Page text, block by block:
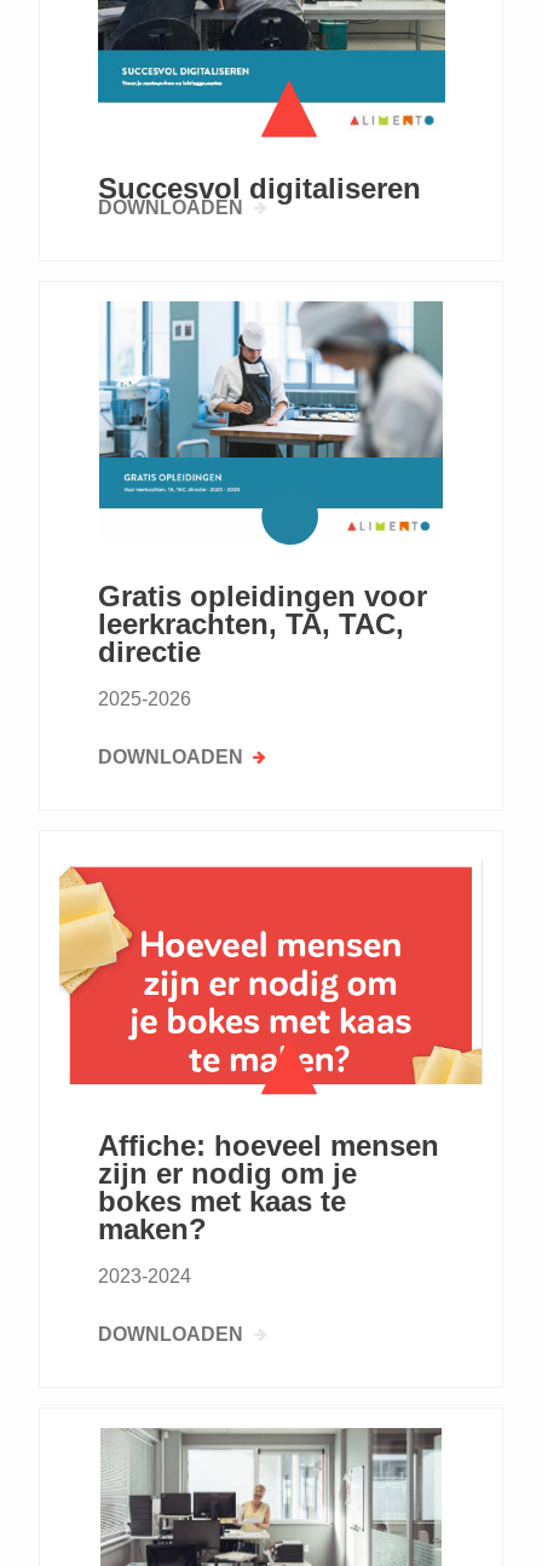
Succesvol digitaliseren
DOWNLOADEN
Gratis opleidingen voor
leerkrachten, TA, TAC,
directie
2025-2026
DOWNLOADEN
Affiche: hoeveel mensen
zijn er nodig om je
bokes met kaas te
maken?
2023-2024
DOWNLOADEN